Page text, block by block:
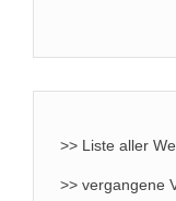
>> Liste aller
>> vergangene